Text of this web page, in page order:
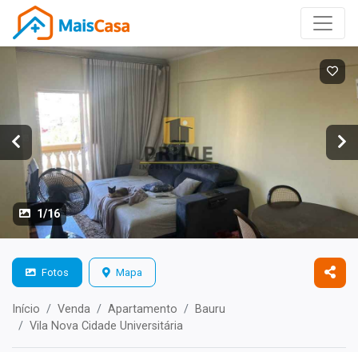
1/16
Fotos Mapa
Início Venda Apartamento
Bauru
Vila Nova Cidade Universitária